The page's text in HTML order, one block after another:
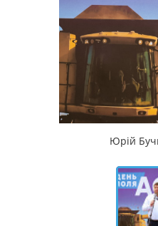
Юрій